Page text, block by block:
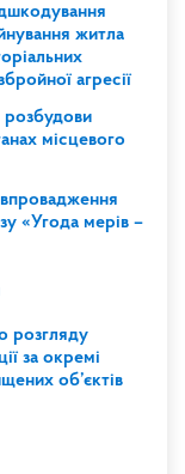
житла
агресії
розбудови
місцевого
«Угода мерів –
розгляду
за окремі
об’єктів